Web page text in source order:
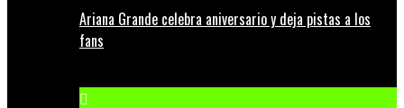
Ariana Grande celebra aniversario y deja pistas a los
fans